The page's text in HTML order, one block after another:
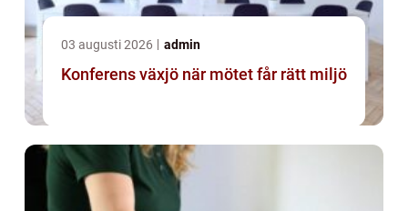
03 augusti 2026 admin
Konferens växjö när mötet får rätt miljö